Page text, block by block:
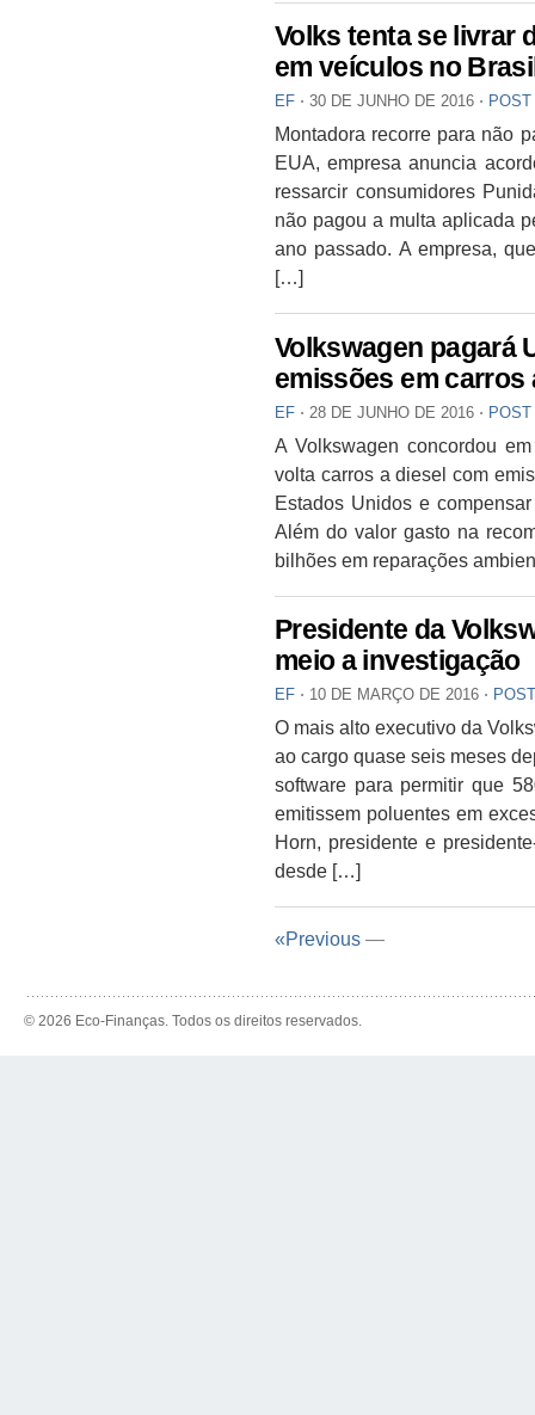
Volks tenta se livrar
em veículos no
EF ⋅ 30 DE JUNHO DE 2016 ⋅
Montadora recorre para não
EUA, empresa anuncia
ressarcir consumidores
não pagou a multa aplicada
ano passado. A empresa,
[…]
Volkswagen pagará
emissões em carros
EF ⋅ 28 DE JUNHO DE 2016 ⋅
A Volkswagen concordou
volta carros a diesel com
Estados Unidos e
Além do valor gasto na
bilhões em reparações
Presidente da
meio a investigação
EF ⋅ 10 DE MARÇO DE 2016 ⋅
O mais alto executivo da
ao cargo quase seis meses
software para permitir que
emitissem poluentes em
Horn, presidente e
desde […]
«Previous —
© 2026 Eco-Finanças. Todos os direitos reservados.